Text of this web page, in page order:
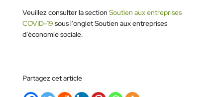
Veuillez consulter la section Soutien aux entreprises
COVID-19 sous l’onglet Soutien aux entreprises
d’économie sociale.
Partagez cet article